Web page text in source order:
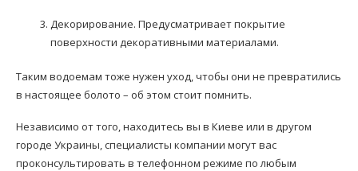
Декорирование. Предусматривает покрытие
поверхности декоративными материалами.
Таким водоемам тоже нужен уход, чтобы они не превратились
в настоящее болото – об этом стоит помнить.
Независимо от того, находитесь вы в Киеве или в другом
городе Украины, специалисты компании могут вас
проконсультировать в телефонном режиме по любым